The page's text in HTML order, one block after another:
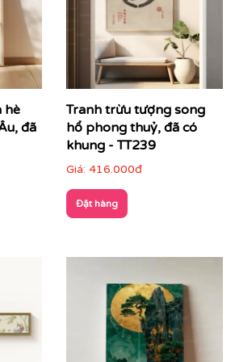
hè
đã
Tranh trừu tượng song
hổ phong thuỷ, đã có
khung - TT239
Giá: 416.000đ
Đặt hàng